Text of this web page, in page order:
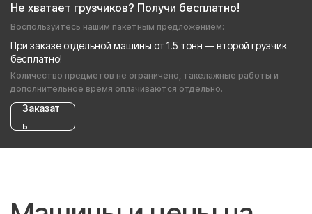
Не хватает грузчиков? Получи бесплатно!
Воспользуйтесь нашим пакетным предложением:
При заказе отдельной машины от 1.5 тонн — второй грузчик
бесплатно!
Количество предметов не ограничено, такелажные работы и
дополнительное время оплачиваются отдельно.
Заказат
ь